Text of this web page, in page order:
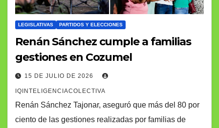
LEGISLATIVAS PARTIDOS Y ELECCIONES
Renán Sánchez cumple a familias
gestiones en Cozumel
15 DE JULIO DE 2026
IQINTELIGENCIACOLECTIVA
Renán Sánchez Tajonar, aseguró que más del 80 por
ciento de las gestiones realizadas por familias de